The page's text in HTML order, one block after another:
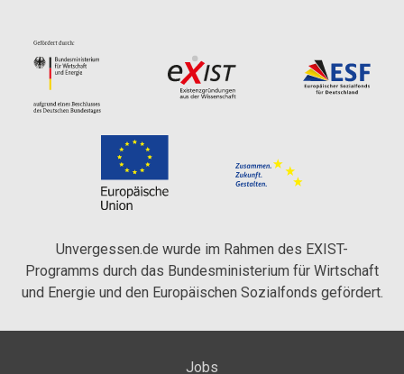
Unvergessen.de wurde im Rahmen des EXIST-
Programms durch das Bundesministerium für Wirtschaft
und Energie und den Europäischen Sozialfonds gefördert.
Jobs